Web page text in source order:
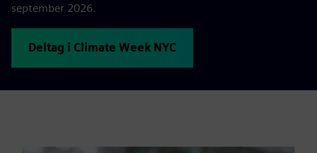
september 2026.
Deltag i Climate Week NYC